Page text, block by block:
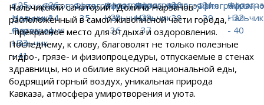
Нальчикский санаторий "Долина Нарзанов",
расположенный в самой живописной части города,
- прекрасное место для отдыха и оздоровления.
Последнему, к слову, благоволят не только полезные
гидро-, грязе- и физиопроцедуры, отпускаемые в стенах
здравницы, но и обилие вкусной национальной еды,
бодрящий горный воздух, уникальная природа
Кавказа, атмосфера умиротворения и уюта.